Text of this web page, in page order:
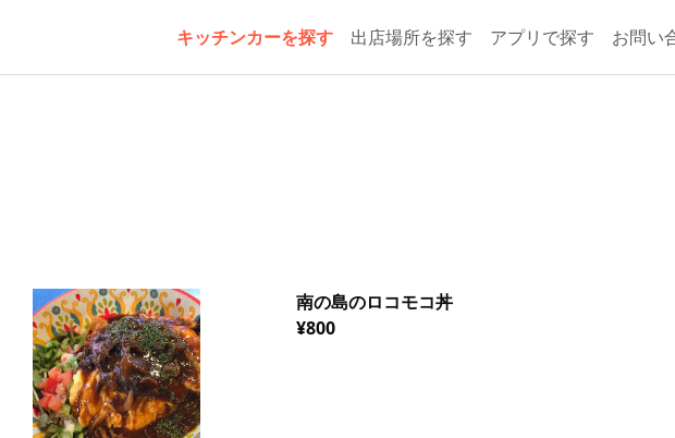
キッチンカーを探す 出店場所を探す アプリで探す お問い
南の島のロコモコ丼
¥800